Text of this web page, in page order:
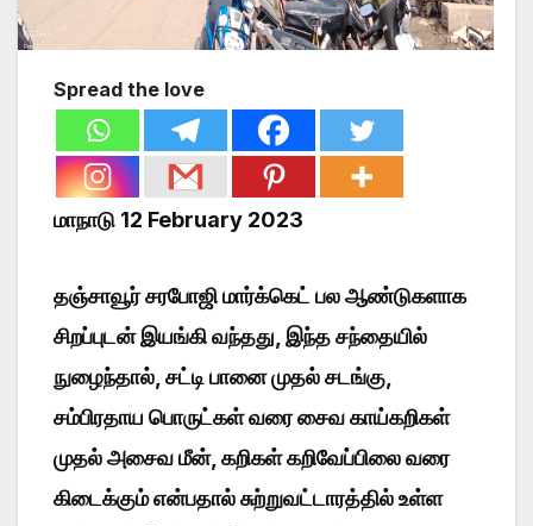
Spread the love
மாநாடு 12 February 2023
தஞ்சாவூர் சரபோஜி மார்க்கெட் பல ஆண்டுகளாக
சிறப்புடன் இயங்கி வந்தது, இந்த சந்தையில்
நுழைந்தால், சட்டி பானை முதல் சடங்கு,
சம்பிரதாய பொருட்கள் வரை சைவ காய்கறிகள்
முதல் அசைவ மீன், கறிகள் கறிவேப்பிலை வரை
கிடைக்கும் என்பதால் சுற்றுவட்டாரத்தில் உள்ள